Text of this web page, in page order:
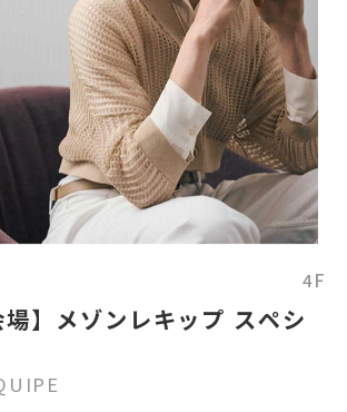
4F
場】メゾンレキップ スペシ